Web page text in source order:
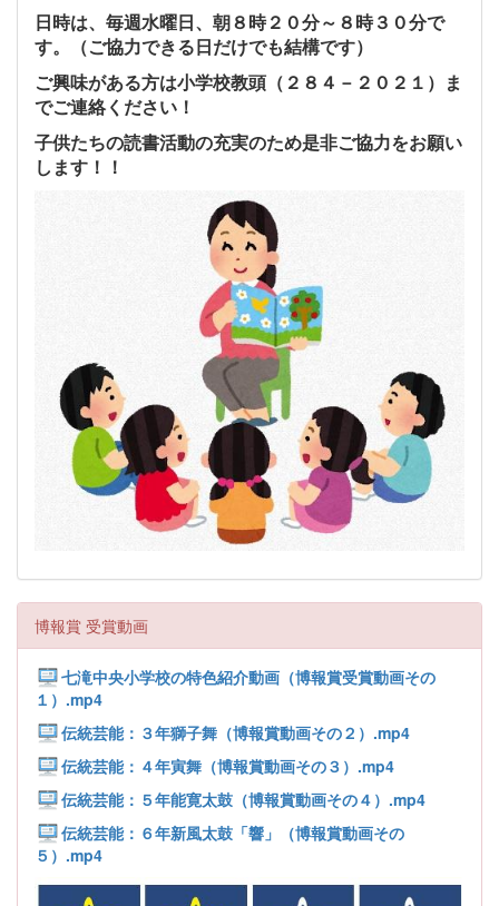
日時は、毎週水曜日、朝８時２０分～８時３０分で
す。
（ご協力できる日だけでも結構です）
ご興味がある方は小学校教頭（２８４－２０２１） ま
でご連絡ください！
子供たちの読書活動の充実のため是非ご協力をお願い
します！！
博報賞 受賞動画
七滝中央小学校の特色紹介動画（博報賞受賞動画その
１）.mp4
伝統芸能：３年獅子舞（博報賞動画その２）.mp4
伝統芸能：４年寅舞（博報賞動画その３）.mp4
伝統芸能：５年能寛太鼓（博報賞動画その４）.mp4
伝統芸能：６年新風太鼓「響」（博報賞動画その
５）.mp4